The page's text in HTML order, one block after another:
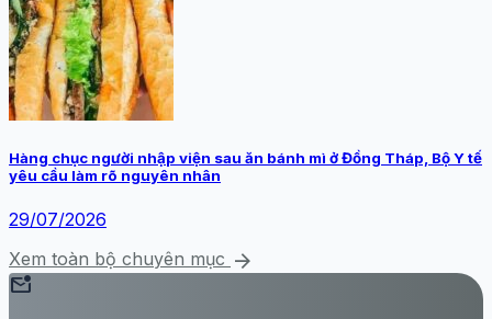
Hàng chục người nhập viện sau ăn bánh mì ở Đồng Tháp, Bộ Y tế
yêu cầu làm rõ nguyên nhân
29/07/2026
Xem toàn bộ chuyên mục arrow_forward
mark_email_unread